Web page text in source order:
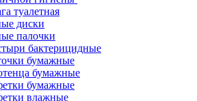
туалетная
диски
палочки
бактерицидные
бумажные
бумажные
бумажные
влажные